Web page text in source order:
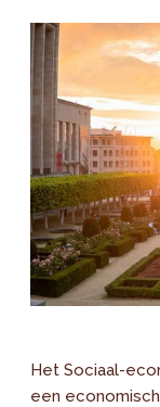
Het Sociaal-
een